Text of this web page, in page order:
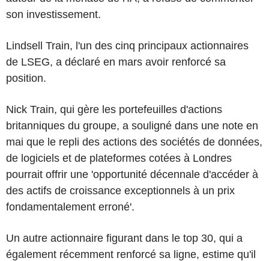
son investissement.
Lindsell Train, l'un des cinq principaux actionnaires
de LSEG, a déclaré en mars avoir renforcé sa
position.
Nick Train, qui gère les portefeuilles d'actions
britanniques du groupe, a souligné dans une note en
mai que le repli des actions des sociétés de données,
de logiciels et de plateformes cotées à Londres
pourrait offrir une 'opportunité décennale d'accéder à
des actifs de croissance exceptionnels à un prix
fondamentalement erroné'.
Un autre actionnaire figurant dans le top 30, qui a
également récemment renforcé sa ligne, estime qu'il